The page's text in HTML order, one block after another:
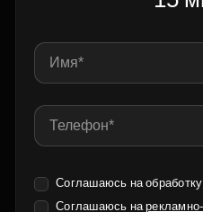
Соглашаюсь на обработку
Соглашаюсь на